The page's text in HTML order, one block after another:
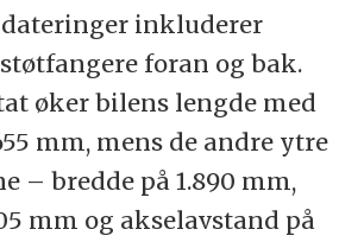
inkluderer
foran og bak.
øker bilens lengde med
mm, mens de andre ytre
– bredde på 1.890 mm,
mm og akselavstand på